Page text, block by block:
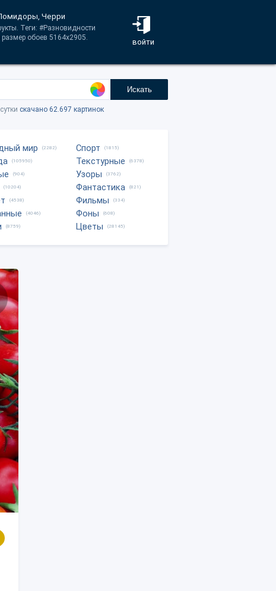
войти
Черри
Теги: #Разновидности
обоев 5164x2905.
Искать
скачано 62.697 картинок
мир (2282)
(105950)
(904)
(10204)
(4538)
(4046)
(8759)
Спорт (1815)
Текстурные (6378)
Узоры (3762)
Фантастика (821)
Фильмы (334)
Фоны (608)
Цветы (28145)